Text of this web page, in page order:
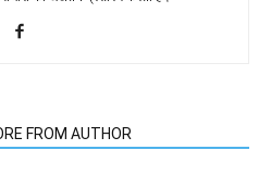
FROM AUTHOR